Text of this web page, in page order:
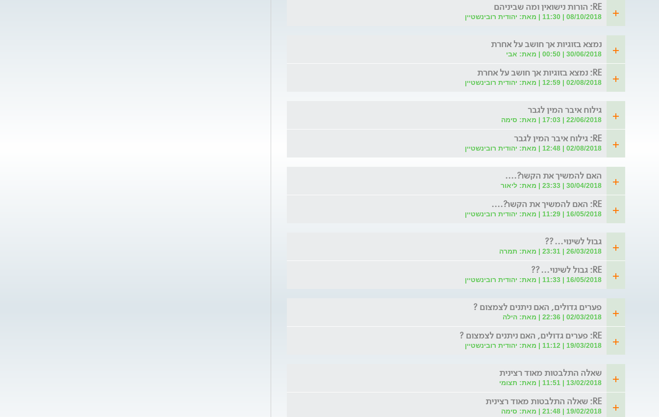
RE: הורות נישואין ומה שביניהם
08/10/2018 | 11:30 | מאת: יהודית רובינשטיין
נמצא בזוגיות אך חושב על אחרת
30/06/2018 | 00:50 | מאת: אבי
RE: נמצא בזוגיות אך חושב על אחרת
02/08/2018 | 12:59 | מאת: יהודית רובינשטיין
גילוח איבר המין לגבר
22/06/2018 | 17:03 | מאת: סימה
RE: גילוח איבר המין לגבר
02/08/2018 | 12:48 | מאת: יהודית רובינשטיין
האם להמשיך את הקשר?....
30/04/2018 | 23:33 | מאת: ליאור
RE: האם להמשיך את הקשר?....
16/05/2018 | 11:29 | מאת: יהודית רובינשטיין
גבול לשינוי... ??
26/03/2018 | 23:31 | מאת: תמרה
RE: גבול לשינוי... ??
16/05/2018 | 11:33 | מאת: יהודית רובינשטיין
פערים גדולים, האם ניתנים לצמצום ?
02/03/2018 | 22:36 | מאת: הילה
RE: פערים גדולים, האם ניתנים לצמצום ?
19/03/2018 | 11:12 | מאת: יהודית רובינשטיין
שאלה התלבטות מאוד רצינית
13/02/2018 | 11:51 | מאת: תצומי
RE: שאלה התלבטות מאוד רצינית
19/02/2018 | 21:48 | מאת: סימה